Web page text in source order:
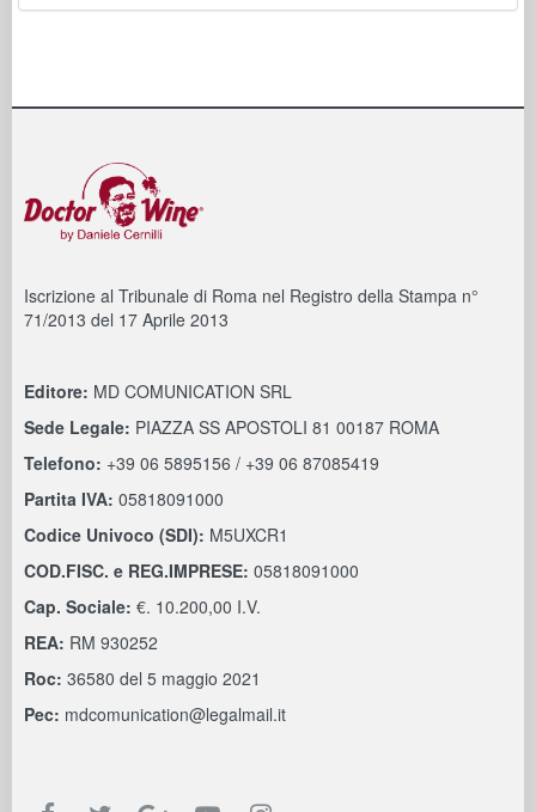
Iscrizione al Tribunale di Roma nel Registro della Stampa n°
71/2013 del 17 Aprile 2013
Editore: MD COMUNICATION SRL
Sede Legale: PIAZZA SS APOSTOLI 81 00187 ROMA
Telefono: +39 06 5895156 / +39 06 87085419
Partita IVA: 05818091000
Codice Univoco (SDI): M5UXCR1
COD.FISC. e REG.IMPRESE: 05818091000
Cap. Sociale: €. 10.200,00 I.V.
REA: RM 930252
Roc: 36580 del 5 maggio 2021
Pec: mdcomunication@legalmail.it